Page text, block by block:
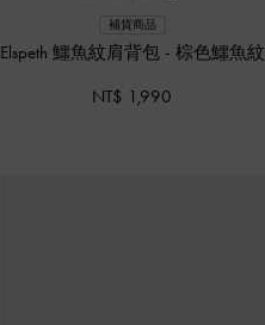
補貨商品
Elspeth 鱷魚紋肩背包 - 棕色鱷魚紋
NT$ 1,990